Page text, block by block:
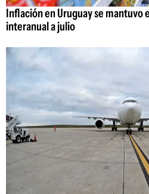
Inflación en Uruguay se mantuvo
interanual a julio